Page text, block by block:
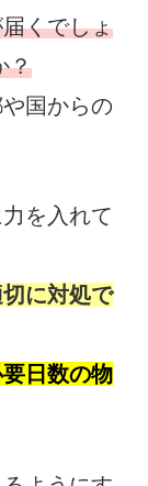
くでしょ
？
国からの
を入れて
に対処で
日数の物